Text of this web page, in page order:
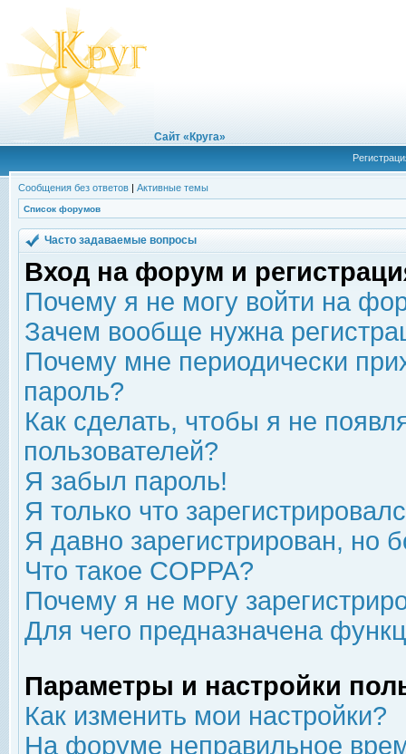
Сайт «Круга»
Сообщения без ответов | Активные темы
Список форумов
Часто задаваемые вопросы
Вход на форум и
Почему я не могу войти на
Зачем вообще нужна
Почему мне периодически
пароль?
Как сделать, чтобы я не
пользователей?
Я забыл пароль!
Я только что
Я давно зарегистрирован, но
Что такое COPPA?
Почему я не могу
Для чего предназначена
Параметры и настройки
Как изменить мои настройки?
На форуме неправильное